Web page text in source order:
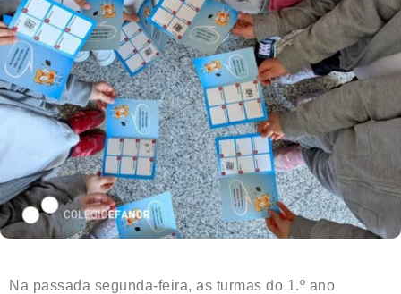
Na passada segunda-feira, as turmas do 1.º ano